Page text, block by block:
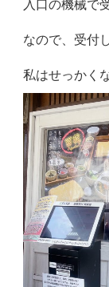
入口の機械で
なので、受付
私はせっかく